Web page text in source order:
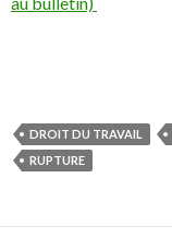
DROIT DU TRAVAIL
RUPTURE